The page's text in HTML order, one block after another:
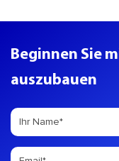
Beginnen Sie
auszubauen